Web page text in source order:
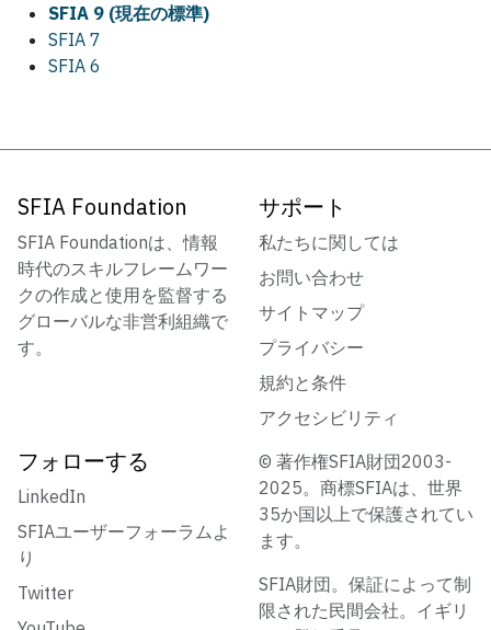
SFIA 9 (現在の標準)
SFIA 7
SFIA 6
SFIA Foundation
SFIA Foundationは、情報
時代のスキルフレームワー
クの作成と使用を監督する
グローバルな非営利組織で
す。
サポート
私たちに関しては
お問い合わせ
サイトマップ
プライバシー
規約と条件
アクセシビリティ
フォローする
LinkedIn
SFIAユーザーフォーラムよ
り
Twitter
© 著作権SFIA財団2003-
2025。商標SFIAは、世界
35か国以上で保護されてい
ます。
SFIA財団。保証によって制
限された民間会社。イギリ